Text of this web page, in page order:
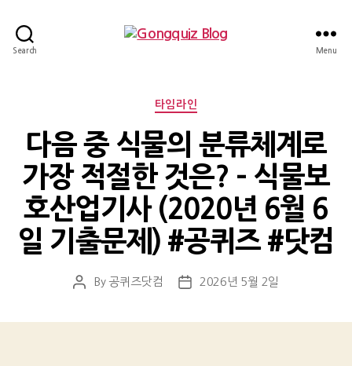
Search Menu
Categories
타임라인
다음 중 식물의 분류체계로
가장 적절한 것은? – 식물보
호산업기사 (2020년 6월 6
일 기출문제) #공퀴즈 #닷컴
PostBy 공퀴즈닷컴
Post2026년 5월 2일